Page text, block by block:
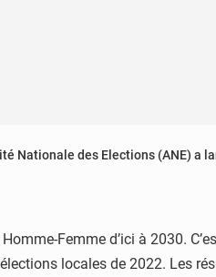
Nationale des Elections (ANE)
Femme d’ici à 2030.
locales de 2022. Les